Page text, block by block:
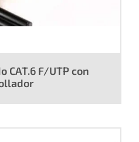
CAT.6 F/UTP con